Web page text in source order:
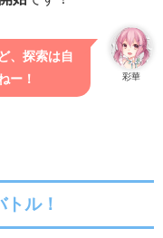
彩華
、探索は自
ー！
ル！